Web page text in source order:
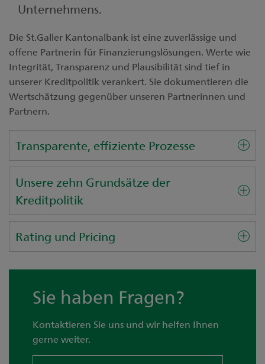
Unternehmens.
Die St.Galler Kantonalbank ist eine zuverlässige und
offene Partnerin für Finanzierungslösungen. Werte wie
Integrität, Transparenz und Plausibilität sind tief in
unserer Kreditpolitik verankert. Sie dokumentieren die
Wertschätzung gegenüber unseren Partnerinnen und
Partnern.
Transparente, effiziente Prozesse
Unsere zehn Grundsätze der
Kreditpolitik
Rating und Pricing
Sie haben Fragen?
Kontaktieren Sie uns und wir helfen Ihnen
gerne weiter.